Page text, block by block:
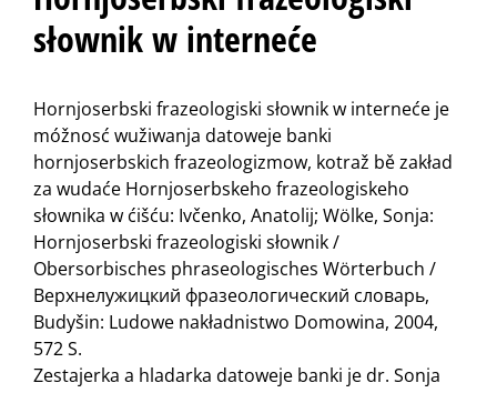
słownik w interneće
Hornjoserbski frazeologiski słownik w interneće je
móžnosć wužiwanja datoweje banki
hornjoserbskich frazeologizmow, kotraž bě zakład
za wudaće Hornjoserbskeho frazeologiskeho
słownika w ćišću: Ivčenko, Anatolij; Wölke, Sonja:
Hornjoserbski frazeologiski słownik /
Obersorbisches phraseologisches Wörterbuch /
Верхнелужицкий фразеологический словарь,
Budyšin: Ludowe nakładnistwo Domowina, 2004,
572 S.
Zestajerka a hladarka datoweje banki je dr. Sonja